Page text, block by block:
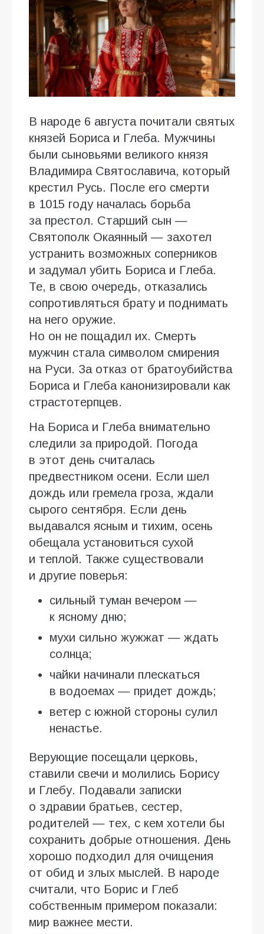
В народе 6 августа почитали святых
князей Бориса и Глеба. Мужчины
были сыновьями великого князя
Владимира Святославича, который
крестил Русь. После его смерти
в 1015 году началась борьба
за престол. Старший сын —
Святополк Окаянный — захотел
устранить возможных соперников
и задумал убить Бориса и Глеба.
Те, в свою очередь, отказались
сопротивляться брату и поднимать
на него оружие.
Но он не пощадил их. Смерть
мужчин стала символом смирения
на Руси. За отказ от братоубийства
Бориса и Глеба канонизировали как
страстотерпцев.
На Бориса и Глеба внимательно
следили за природой. Погода
в этот день считалась
предвестником осени. Если шел
дождь или гремела гроза, ждали
сырого сентября. Если день
выдавался ясным и тихим, осень
обещала установиться сухой
и теплой. Также существовали
и другие поверья:
сильный туман вечером —
к ясному дню;
мухи сильно жужжат — ждать
солнца;
чайки начинали плескаться
в водоемах — придет дождь;
ветер с южной стороны сулил
ненастье.
Верующие посещали церковь,
ставили свечи и молились Борису
и Глебу. Подавали записки
о здравии братьев, сестер,
родителей — тех, с кем хотели бы
сохранить добрые отношения. День
хорошо подходил для очищения
от обид и злых мыслей. В народе
считали, что Борис и Глеб
собственным примером показали:
мир важнее мести.